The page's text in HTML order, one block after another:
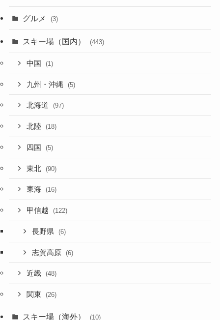
グルメ (3)
スキー場（国内） (443)
中国 (1)
九州・沖縄 (5)
北海道 (97)
北陸 (18)
四国 (5)
東北 (90)
東海 (16)
甲信越 (122)
長野県 (6)
志賀高原 (6)
近畿 (48)
関東 (26)
スキー場（海外） (10)